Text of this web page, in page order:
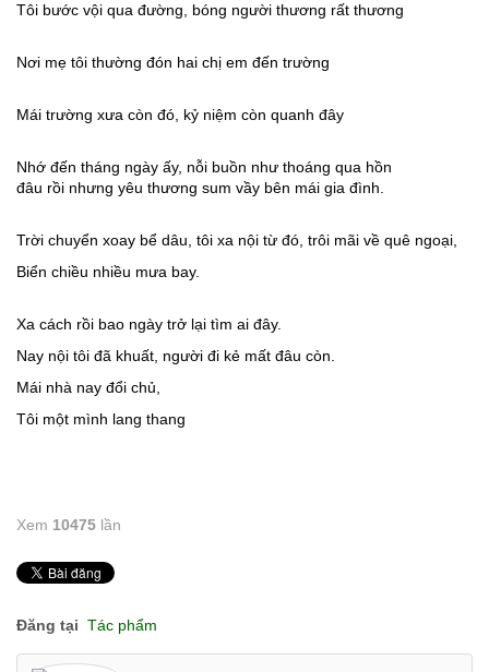
Tôi bước vội qua đường, bóng người thương rất thương
Nơi mẹ tôi thường đón hai chị em đến trường
Mái trường xưa còn đó, kỷ niệm còn quanh đây
Nhớ đến tháng ngày ấy, nỗi buồn như thoáng qua hồn
đâu rồi nhưng yêu thương sum vầy bên mái gia đình.
Trời chuyển xoay bể dâu, tôi xa nội từ đó, trôi mãi về quê ngoại,
Biển chiều nhiều mưa bay.
Xa cách rồi bao ngày trở lại tìm ai đây.
Nay nội tôi đã khuất, người đi kẻ mất đâu còn.
Mái nhà nay đổi chủ,
Tôi một mình lang thang
Xem 10475 lần
Đăng tại Tác phẩm